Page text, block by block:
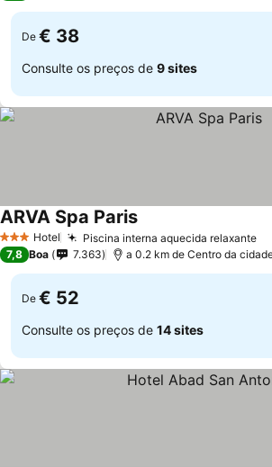
De € 38
Consulte os preços de 9 sites
3 EstrelasHotel Piscina interna aquecida relaxante
ARVA Spa ParisVer preços
7,8 Boa 7.363 a 0.2 km de Centro da
De € 52
Consulte os preços de 14 sites